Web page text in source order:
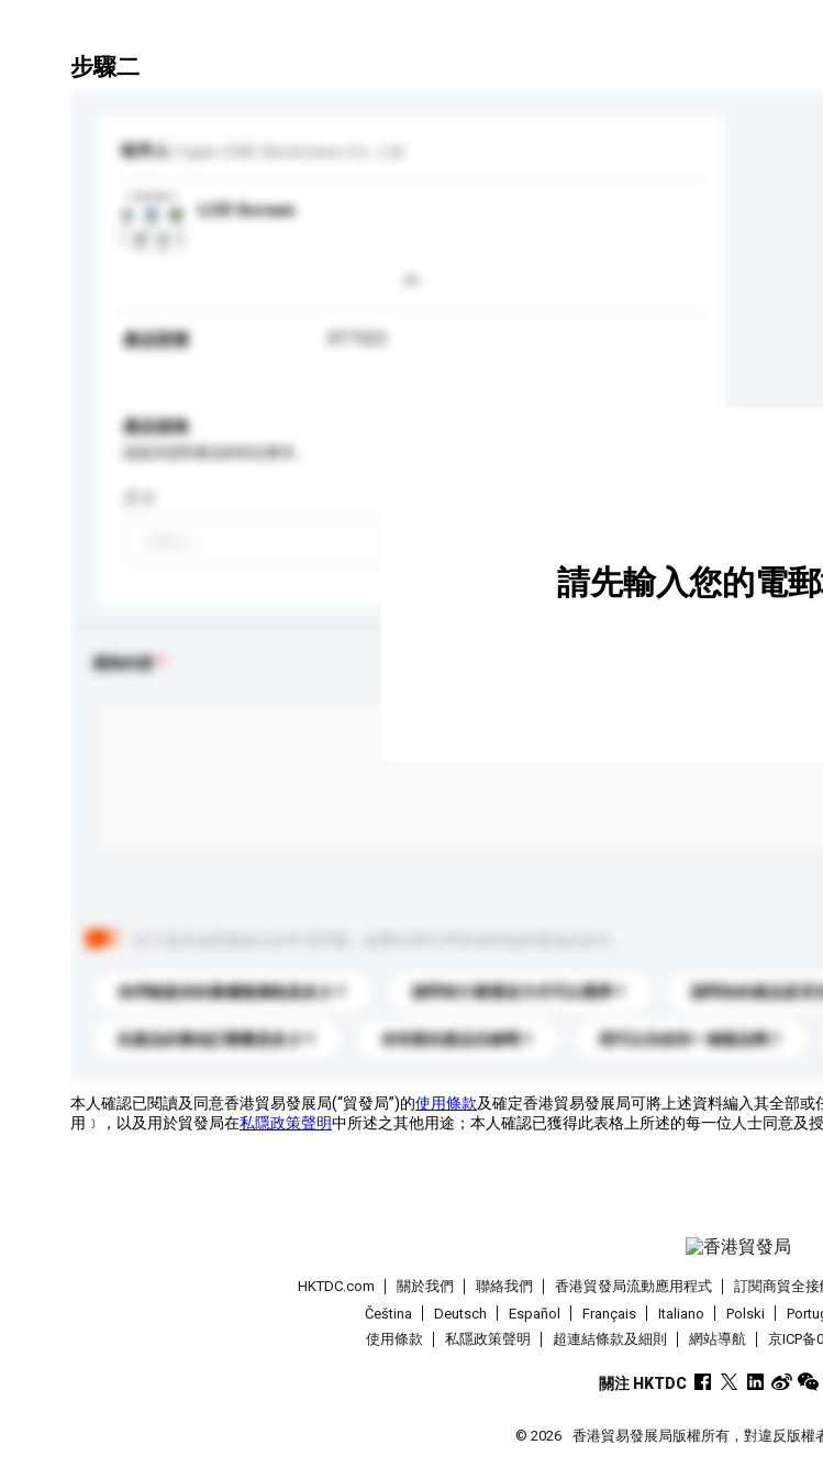
步驟二
收件人 Fujian CNK Electronics Co., Ltd
LCD Screen
產品型號
產品規格
查詢內容
你們能提供的最優惠價格是多少？ 請問有什麼運送方式可以選擇？ 請問你的產品是否
此產品的最低訂購量是多少？ 你有新的產品目錄嗎？ 我可以先收到一個樣品嗎？
請先輸入您的電郵
本人確認已閱讀及同意香港貿易發展局(“貿發局”)的使用條款及確定香港貿易發展局可將上述資料編入其全部
用﹞，以及用於貿發局在私隱政策聲明中所述之其他用途；本人確認已獲得此表格上所述的每一位人士同意及
HKTDC.com 關於我們 聯絡我們 香港貿發局流動應用程式 訂閱商貿全
Čeština
Deutsch Español Français Italiano Polski
使用條款
私隱政策聲明 超連結條款及細則 網站導航 京ICP备
關注 HKTDC
© 2026 香港貿易發展局版權所有，對違反版權